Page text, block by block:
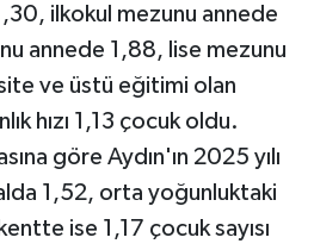
ilkokul mezunu annede
annede 1,88, lise mezunu
ve üstü eğitimi olan
hızı 1,13 çocuk oldu.
göre Aydın'ın 2025 yılı
1,52, orta yoğunluktaki
ise 1,17 çocuk sayısı